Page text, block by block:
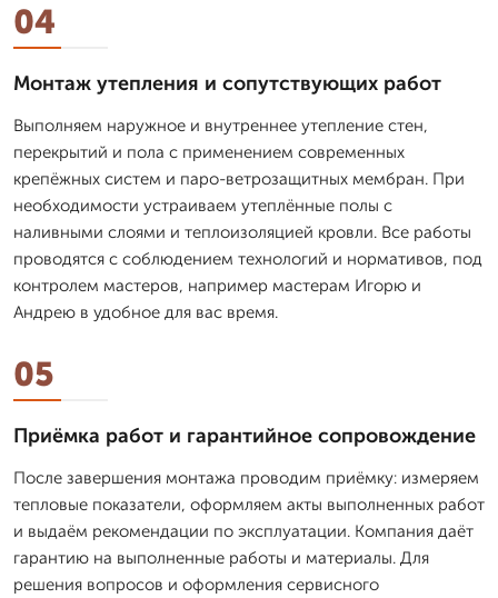
04
Монтаж утепления и сопутствующих работ
Выполняем наружное и внутреннее утепление стен,
перекрытий и пола с применением современных
крепёжных систем и паро-ветрозащитных мембран. При
необходимости устраиваем утеплённые полы с
наливными слоями и теплоизоляцией кровли. Все работы
проводятся с соблюдением технологий и нормативов, под
контролем мастеров, например мастерам Игорю и
Андрею в удобное для вас время.
05
Приёмка работ и гарантийное сопровождение
После завершения монтажа проводим приёмку: измеряем
тепловые показатели, оформляем акты выполненных работ
и выдаём рекомендации по эксплуатации. Компания даёт
гарантию на выполненные работы и материалы. Для
решения вопросов и оформления сервисного